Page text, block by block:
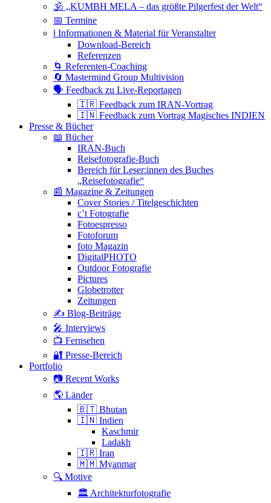
🕉 „KUMBH MELA – das größte Pilgerfest der Welt“
📅 Termine
ℹ️ Informationen & Material für Veranstalter
Download-Bereich
Referenzen
🌀 Referenten-Coaching
🔄 Mastermind Group Multivision
🗣 Feedback zu Live-Reportagen
🇮🇷 Feedback zum IRAN-Vortrag
🇮🇳 Feedback zum Vortrag Magisches INDIEN
Presse & Bücher
📖 Bücher
IRAN-Buch
Reisefotografie-Buch
Bereich für Leser:innen des Buches
„Reisefotografie“
📰 Magazine & Zeitungen
Cover Stories / Titelgeschichten
c’t Fotografie
Fotoespresso
Fotoforum
foto Magazin
DigitalPHOTO
Outdoor Fotografie
Pictures
Globetrotter
Zeitungen
✍️ Blog-Beiträge
🎤 Interviews
📺 Fernsehen
🔐 Presse-Bereich
Portfolio
📷 Recent Works
🌎 Länder
🇧🇹 Bhutan
🇮🇳 Indien
Kaschmir
Ladakh
🇮🇷 Iran
🇲🇲 Myanmar
🔍 Motive
🏛 Architekturfotografie